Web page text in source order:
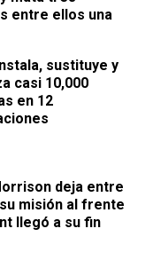
entre ellos una
sustituye y
casi 10,000
en 12
deja entre
misión al frente
llegó a su fin